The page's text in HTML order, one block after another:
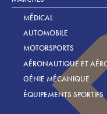
MÉDICAL
AUTOMOBILE
MOTORSPORTS
AÉRONAUTIQUE ET
GÉNIE MÉCANIQUE
ÉQUIPEMENTS SPORTIFS